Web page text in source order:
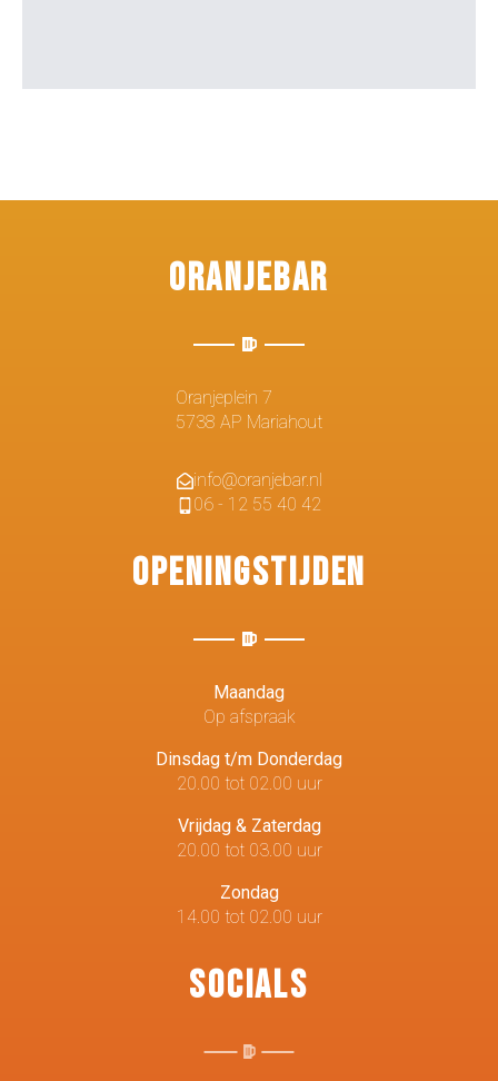
Oranjebar
Oranjeplein 7
5738 AP Mariahout
info@oranjebar.nl
06 - 12 55 40 42
Openingstijden
Maandag
Op afspraak
Dinsdag t/m Donderdag
20.00 tot 02.00 uur
Vrijdag & Zaterdag
20.00 tot 03.00 uur
Zondag
14.00 tot 02.00 uur
Socials